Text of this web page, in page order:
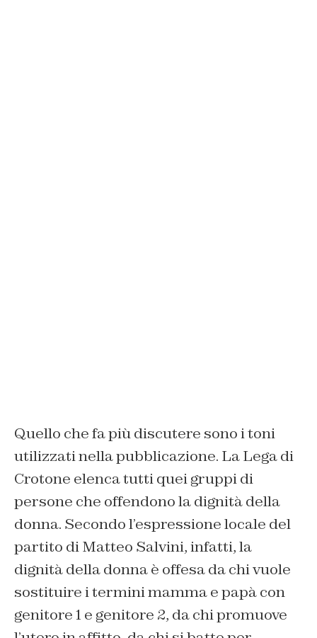
Quello che fa più discutere sono i toni
utilizzati nella pubblicazione. La Lega di
Crotone elenca tutti quei gruppi di
persone che offendono la dignità della
donna. Secondo l’espressione locale del
partito di Matteo Salvini, infatti, la
dignità della donna è offesa da chi vuole
sostituire i termini mamma e papà con
genitore 1 e genitore 2, da chi promuove